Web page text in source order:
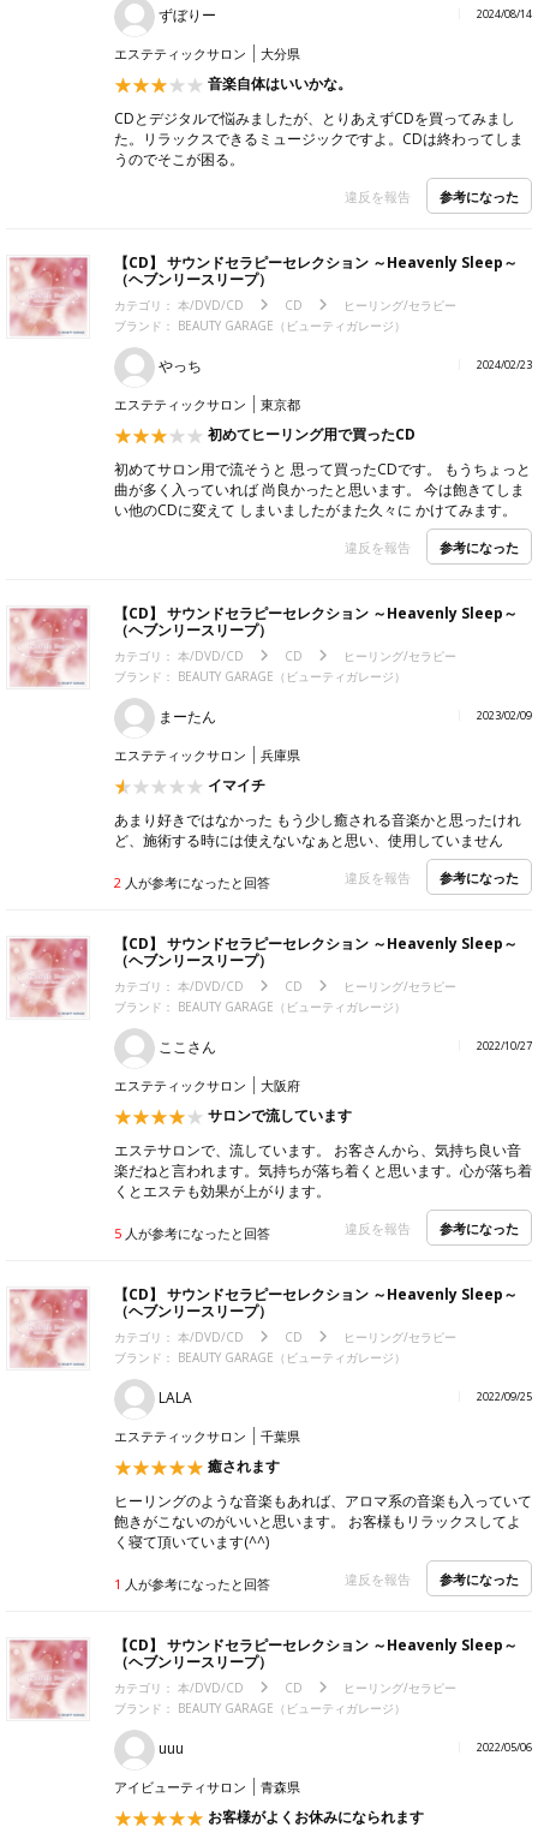
ずぼりー 2024/08/14
エステティックサロン 大分県
音楽自体はいいかな。
CDとデジタルで悩みましたが、とりあえずCDを買ってみまし
た。リラックスできるミュージックですよ。CDは終わってしま
うのでそこが困る。
違反を報告 参考になった
【CD】 サウンドセラピーセレクション ～Heavenly Sleep～
（ヘブンリースリープ）
カテゴリ： 本/DVD/CD CD
ヒーリング/セラピー
ブランド： BEAUTY GARAGE（ビューティガレージ）
やっち 2024/02/23
エステティックサロン 東京都
初めてヒーリング用で買ったCD
初めてサロン用で流そうと 思って買ったCDです。 もうちょっと
曲が多く入っていれば 尚良かったと思います。 今は飽きてしま
い他のCDに変えて しまいましたがまた久々に かけてみます。
違反を報告 参考になった
【CD】 サウンドセラピーセレクション ～Heavenly Sleep～
（ヘブンリースリープ）
カテゴリ： 本/DVD/CD CD
ヒーリング/セラピー
ブランド： BEAUTY GARAGE（ビューティガレージ）
まーたん 2023/02/09
エステティックサロン 兵庫県
イマイチ
あまり好きではなかった もう少し癒される音楽かと思ったけれ
ど、施術する時には使えないなぁと思い、使用していません
2 人が参考になったと回答 違反を報告 参考になった
【CD】 サウンドセラピーセレクション ～Heavenly Sleep～
（ヘブンリースリープ）
カテゴリ： 本/DVD/CD CD
ヒーリング/セラピー
ブランド： BEAUTY GARAGE（ビューティガレージ）
ここさん 2022/10/27
エステティックサロン 大阪府
サロンで流しています
エステサロンで、流しています。 お客さんから、気持ち良い音
楽だねと言われます。気持ちが落ち着くと思います。心が落ち着
くとエステも効果が上がります。
5 人が参考になったと回答 違反を報告 参考になった
【CD】 サウンドセラピーセレクション ～Heavenly Sleep～
（ヘブンリースリープ）
カテゴリ： 本/DVD/CD CD
ヒーリング/セラピー
ブランド： BEAUTY GARAGE（ビューティガレージ）
LALA 2022/09/25
エステティックサロン 千葉県
癒されます
ヒーリングのような音楽もあれば、アロマ系の音楽も入っていて
飽きがこないのがいいと思います。 お客様もリラックスしてよ
く寝て頂いています(^^)
1 人が参考になったと回答 違反を報告 参考になった
【CD】 サウンドセラピーセレクション ～Heavenly Sleep～
（ヘブンリースリープ）
カテゴリ： 本/DVD/CD CD
ヒーリング/セラピー
ブランド： BEAUTY GARAGE（ビューティガレージ）
uuu 2022/05/06
アイビューティサロン 青森県
お客様がよくお休みになられます